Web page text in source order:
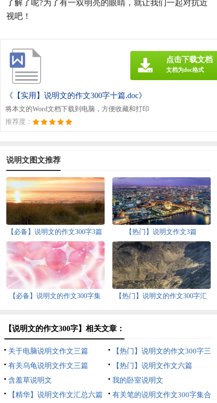
了解了呢?为了有一双明亮的眼睛，就让我们一起对抗近
视吧！
《【实用】说明文的作文300字十篇.doc》
将本文的Word文档下载到电脑，方便收藏和打印
推荐度：
点击下载文档
文档为doc格式
说明文图文推荐
【必备】说明文的作文300字3篇 【热门】说明文作文3篇
【必备】说明文的作文300字集
【热门】说明文的作文300字汇
【说明文的作文300字】相关文章：
关于电脑说明文作文三篇
【热门】说明文的作文300字三
篇
有关乌龟说明文作文三篇
【热门】说明文作文六篇
含羞草说明文
我的卧室说明文
【精华】说明文作文汇总六篇
有关笔的说明文作文300字集合